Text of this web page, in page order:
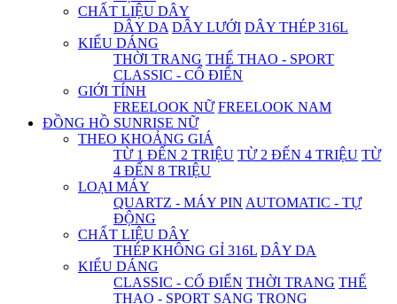
CHẤT LIỆU DÂY
DÂY DA DÂY LƯỚI DÂY THÉP 316L
KIỂU DÁNG
THỜI TRANG THỂ THAO - SPORT
CLASSIC - CỔ ĐIỂN
GIỚI TÍNH
FREELOOK NỮ FREELOOK NAM
ĐỒNG HỒ SUNRISE NỮ
THEO KHOẢNG GIÁ
TỪ 1 ĐẾN 2 TRIỆU TỪ 2 ĐẾN 4 TRIỆU TỪ
4 ĐẾN 8 TRIỆU
LOẠI MÁY
QUARTZ - MÁY PIN AUTOMATIC - TỰ
ĐỘNG
CHẤT LIỆU DÂY
THÉP KHÔNG GỈ 316L DÂY DA
KIỂU DÁNG
CLASSIC - CỔ ĐIỂN THỜI TRANG THỂ
THAO - SPORT SANG TRỌNG